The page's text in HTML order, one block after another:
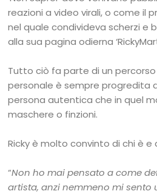
reazioni a video virali, o come il
nel quale condivideva scherzi e
alla sua pagina odierna
Tutto ciò fa parte di un
personale è sempre progredita
persona autentica che in quel
maschere o finzioni.
Ricky è molto convinto di chi è e
“Non ho mai pensato a come
artista, anzi nemmeno mi sento